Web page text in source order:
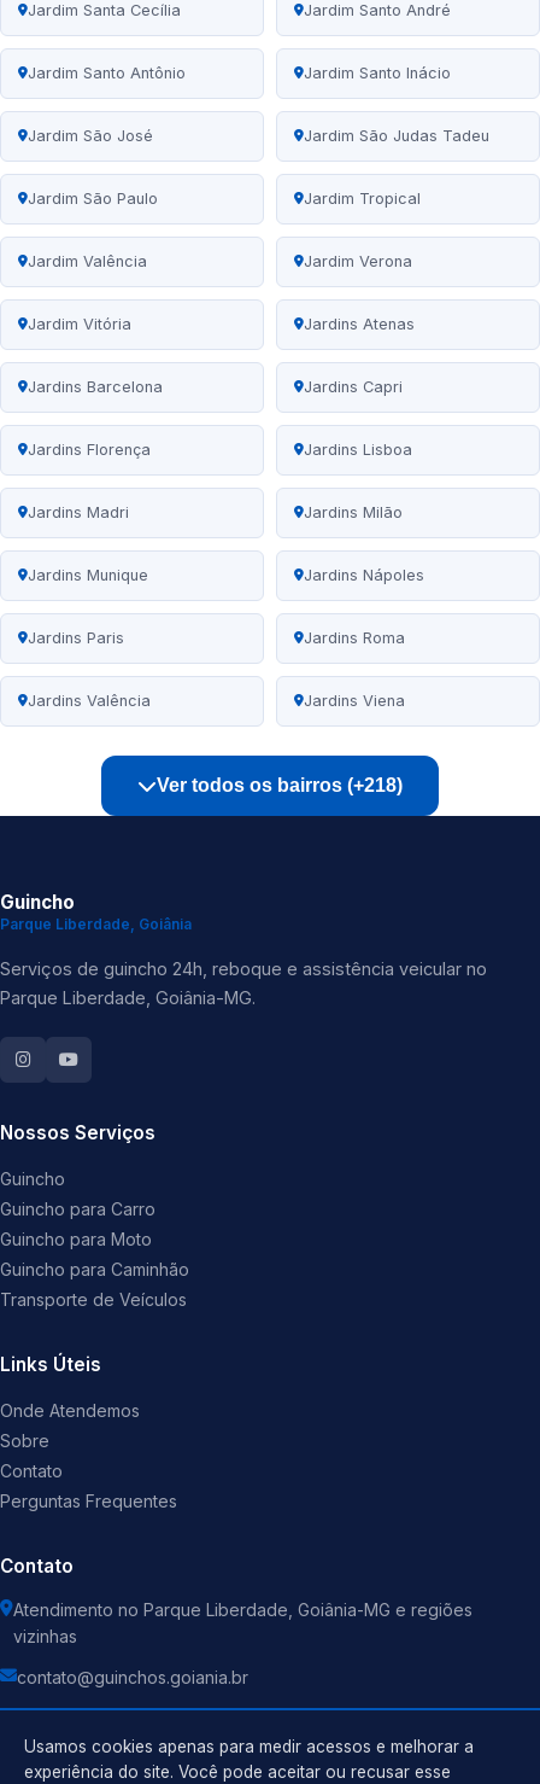
Jardim Santa Cecília Jardim Santo André
Jardim Santo Antônio Jardim Santo Inácio
Jardim São José Jardim São Judas Tadeu
Jardim São Paulo Jardim Tropical
Jardim Valência Jardim Verona
Jardim Vitória Jardins Atenas
Jardins Barcelona Jardins Capri
Jardins Florença Jardins Lisboa
Jardins Madri Jardins Milão
Jardins Munique Jardins Nápoles
Jardins Paris Jardins Roma
Jardins Valência Jardins Viena
Ver todos os bairros (+218)
Guincho
Parque Liberdade, Goiânia
Serviços de guincho 24h, reboque e assistência veicular no
Parque Liberdade, Goiânia-MG.
Nossos Serviços
Guincho
Guincho para Carro
Guincho para Moto
Guincho para Caminhão
Transporte de Veículos
Links Úteis
Onde Atendemos
Sobre
Contato
Perguntas Frequentes
Contato
Atendimento no Parque Liberdade, Goiânia-MG e regiões
vizinhas
contato@guinchos.goiania.br
Usamos cookies apenas para medir acessos e melhorar a
experiência do site. Você pode aceitar ou recusar esse